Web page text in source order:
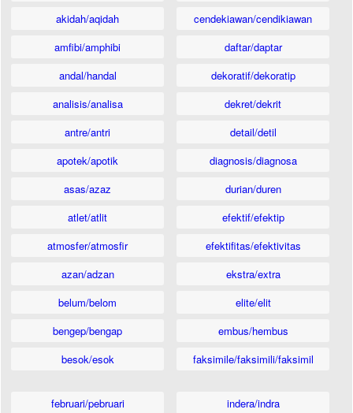
akidah/aqidah
amfibi/amphibi
andal/handal
analisis/analisa
antre/antri
apotek/apotik
asas/azaz
atlet/atlit
atmosfer/atmosfir
azan/adzan
belum/belom
bengep/bengap
besok/esok
cendekiawan/cendikiawan
daftar/daptar
dekoratif/dekoratip
dekret/dekrit
detail/detil
diagnosis/diagnosa
durian/duren
efektif/efektip
efektifitas/efektivitas
ekstra/extra
elite/elit
embus/hembus
faksimile/faksimili/faksimil
februari/pebruari
indera/indra